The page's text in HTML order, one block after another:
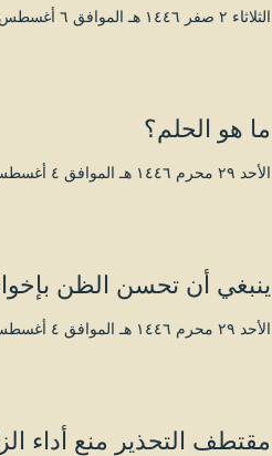
الثلاثاء ۲ صفر ۱٤٤٦ هـ الموافق ٦ أغسطس ۲۰۲٤ مـ |
ما هو الحلم؟
الأحد ۲۹ محرم ۱٤٤٦ هـ الموافق ٤ أغسطس ۲۰۲٤ مـ |
ينبغي أن تحسن الظن
الأحد ۲۹ محرم ۱٤٤٦ هـ الموافق ٤ أغسطس ۲۰۲٤ مـ |
مقتطف التحذير منع أداء